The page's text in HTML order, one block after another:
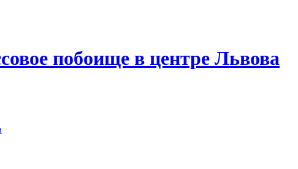
побоище в центре Львова